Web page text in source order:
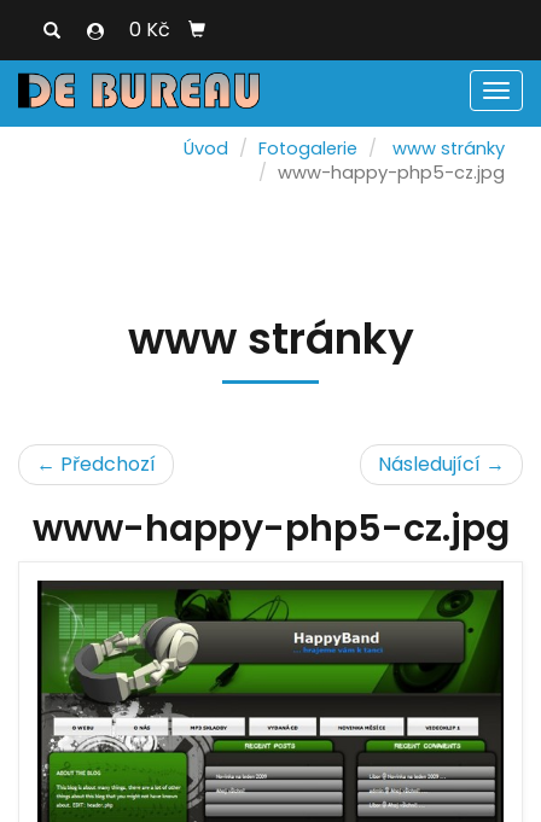
0 Kč
Úvod Fotogalerie
www stránky
www-happy-php5-cz.jpg
www stránky
← Předchozí Následující →
www-happy-php5-cz.jpg